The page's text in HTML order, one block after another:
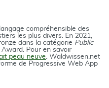
compréhensible des
les plus divers. En 2021,
dans la catégorie Public
Pour en savoir
peau neuve. Waldwissen.net
de Progressive Web App